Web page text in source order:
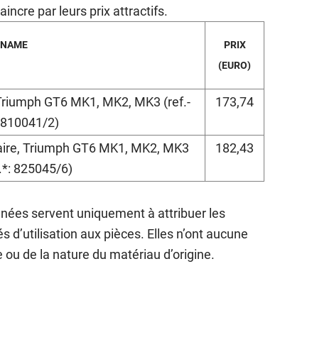
par leurs prix attractifs.
NAME
PRIX
(EURO)
GT6 MK1, MK2, MK3 (ref.-
2)
173,74
Triumph GT6 MK1, MK2, MK3
825045/6)
182,43
servent uniquement à attribuer les
aux pièces. Elles n’ont aucune
de la nature du matériau d’origine.